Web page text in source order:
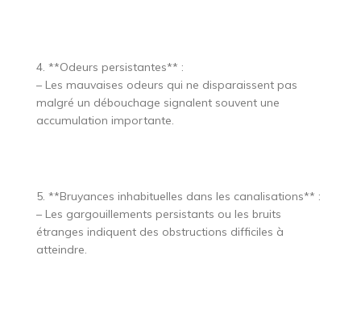
4. **Odeurs persistantes** :
– Les mauvaises odeurs qui ne disparaissent pas
malgré un débouchage signalent souvent une
accumulation importante.
5. **Bruyances inhabituelles dans les canalisations** :
– Les gargouillements persistants ou les bruits
étranges indiquent des obstructions difficiles à
atteindre.